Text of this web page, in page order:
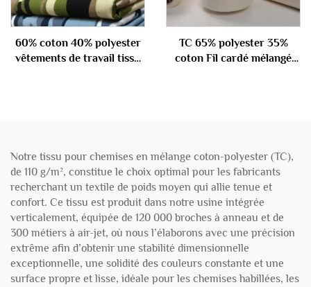
60% coton 40% polyester
vêtements de travail tissu
TC 65% polyester 35%
coton Fil cardé mélangé
Notre tissu pour chemises en mélange coton-polyester (TC),
de 110 g/m², constitue le choix optimal pour les fabricants
recherchant un textile de poids moyen qui allie tenue et
confort. Ce tissu est produit dans notre usine intégrée
verticalement, équipée de 120 000 broches à anneau et de
300 métiers à air-jet, où nous l’élaborons avec une précision
extrême afin d’obtenir une stabilité dimensionnelle
exceptionnelle, une solidité des couleurs constante et une
surface propre et lisse, idéale pour les chemises habillées, les